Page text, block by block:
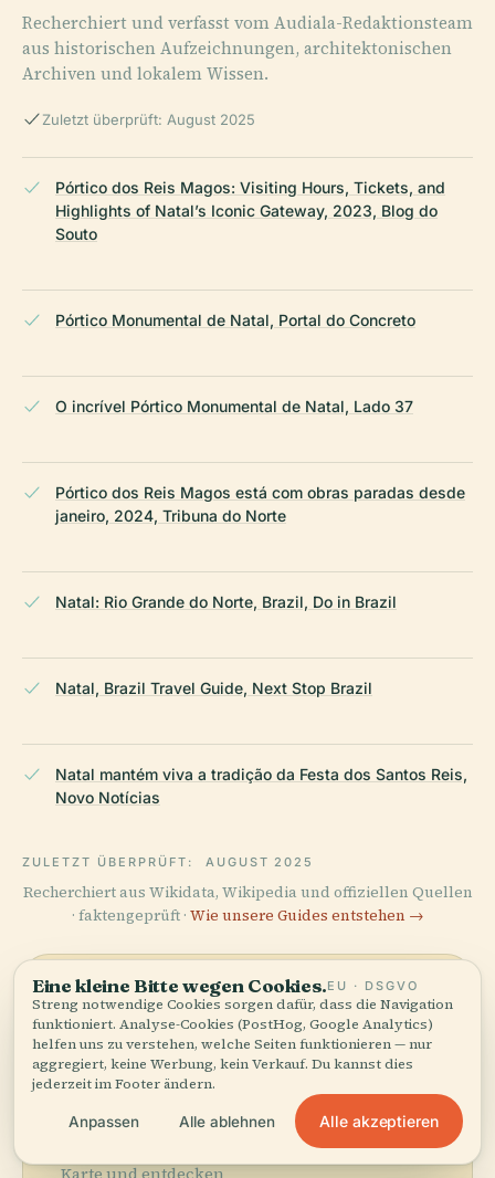
Recherchiert und verfasst vom Audiala-Redaktionsteam
aus historischen Aufzeichnungen, architektonischen
Archiven und lokalem Wissen.
Zuletzt überprüft: August 2025
Pórtico dos Reis Magos: Visiting Hours, Tickets, and
Highlights of Natal’s Iconic Gateway, 2023, Blog do
Souto
Pórtico Monumental de Natal, Portal do Concreto
O incrível Pórtico Monumental de Natal, Lado 37
Pórtico dos Reis Magos está com obras paradas desde
janeiro, 2024, Tribuna do Norte
Natal: Rio Grande do Norte, Brazil, Do in Brazil
Natal, Brazil Travel Guide, Next Stop Brazil
Natal mantém viva a tradição da Festa dos Santos Reis,
Novo Notícias
ZULETZT ÜBERPRÜFT: AUGUST 2025
Recherchiert aus Wikidata, Wikipedia und offiziellen Quellen
· faktengeprüft · Wie unsere Guides entstehen →
Die
Umgebung
entdecken
Sehen Sie Pórtico Dos
Karte und entdecken
Karte anzeigen
Eine kleine Bitte wegen Cookies.EU · DSGVO
Streng notwendige Cookies sorgen dafür, dass die Navigation
funktioniert. Analyse-Cookies (PostHog, Google Analytics)
helfen uns zu verstehen, welche Seiten funktionieren — nur
aggregiert, keine Werbung, kein Verkauf. Du kannst dies
jederzeit im Footer ändern.
Anpassen Alle ablehnen Alle akzeptieren